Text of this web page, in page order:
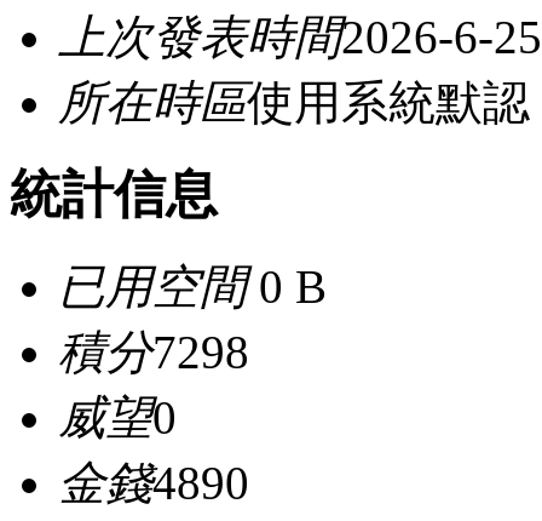
上次發表時間2026-6-
所在時區使用系統默認
統計信息
已用空間0 B
積分7298
威望0
金錢4890